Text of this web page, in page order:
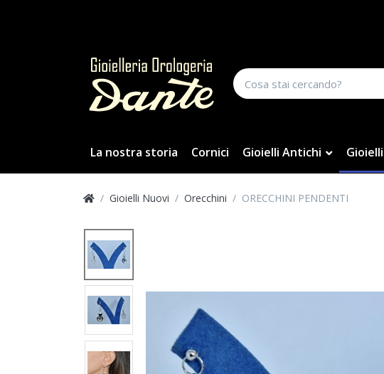
La nostra storia Cornici Gioielli Antichi
Gioielli Nuovi Orecchini ORECCHINI PENDENTI